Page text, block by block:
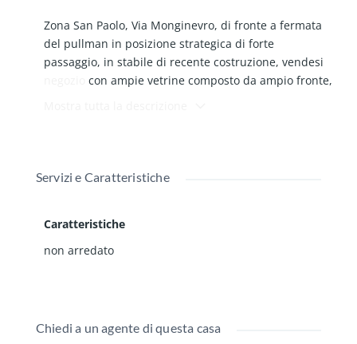
Zona San Paolo, Via Monginevro, di fronte a fermata
del pullman in posizione strategica di forte
passaggio, in stabile di recente costruzione, vendesi
con ampie vetrine composto da ampio fronte,
Servizi e Caratteristiche
Caratteristiche
non arredato
Chiedi a un agente di questa casa